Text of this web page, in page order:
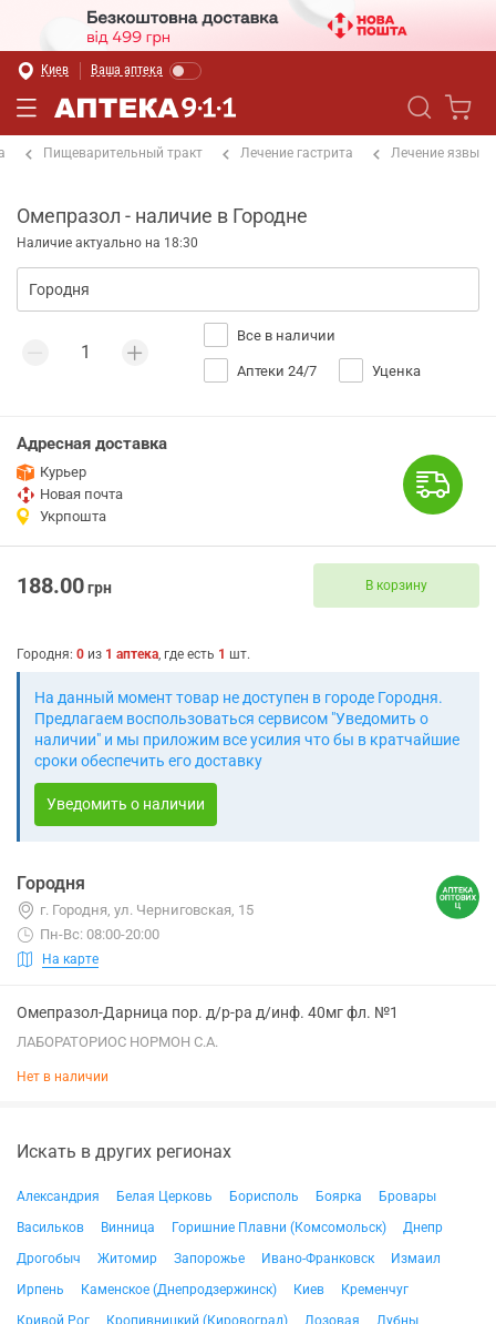
Киев Ваша аптека
Пищеварительный тракт Лечение гастрита Лечение язвы
Омепразол - наличие в Городне
Наличие актуально на 18:30
Все в наличии
Аптеки 24/7 Уценка
Адресная доставка
Курьер
Новая почта
Укрпошта
188.00грн В корзину
Городня: 0 из 1 аптека, где есть 1 шт.
На данный момент товар не доступен в городе Городня.
Предлагаем воспользоваться сервисом "Уведомить о
наличии" и мы приложим все усилия что бы в кратчайшие
сроки обеспечить его доставку
Уведомить о наличии
Городня
г. Городня, ул. Черниговская, 15
Пн-Вс: 08:00-20:00
На карте
Омепразол-Дарница пор. д/р-ра д/инф. 40мг фл. №1
ЛАБОРАТОРИОС НОРМОН С.А.
Нет в наличии
Искать в других регионах
Александрия Белая Церковь Борисполь Боярка
Бровары
Васильков
Винница Горишние Плавни (Комсомольск)
Днепр
Дрогобыч
Житомир Запорожье Ивано-Франковск
Измаил
Ирпень
Каменское (Днепродзержинск) Киев
Кременчуг
Кривой Рог
Кропивницкий (Кировоград) Лозовая
Лубны